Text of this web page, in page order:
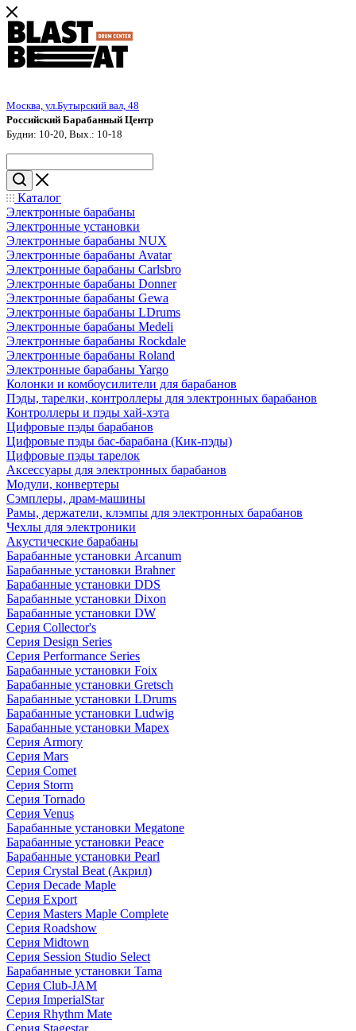
Москва, ул.Бутырский вал, 48
Российский Барабанный Центр
Будни: 10-20, Вых.: 10-18
Каталог
Электронные барабаны
Электронные установки
Электронные барабаны NUX
Электронные барабаны Avatar
Электронные барабаны Carlsbro
Электронные барабаны Donner
Электронные барабаны Gewa
Электронные барабаны LDrums
Электронные барабаны Medeli
Электронные барабаны Rockdale
Электронные барабаны Roland
Электронные барабаны Yargo
Колонки и комбоусилители для барабанов
Пэды, тарелки, контроллеры для электронных барабанов
Контроллеры и пэды хай-хэта
Цифровые пэды барабанов
Цифровые пэды бас-барабана (Кик-пэды)
Цифровые пэды тарелок
Аксессуары для электронных барабанов
Модули, конвертеры
Сэмплеры, драм-машины
Рамы, держатели, клэмпы для электронных барабанов
Чехлы для электроники
Акустические барабаны
Барабанные установки Arcanum
Барабанные установки Brahner
Барабанные установки DDS
Барабанные установки Dixon
Барабанные установки DW
Серия Collector's
Серия Design Series
Серия Performance Series
Барабанные установки Foix
Барабанные установки Gretsch
Барабанные установки LDrums
Барабанные установки Ludwig
Барабанные установки Mapex
Серия Armory
Серия Mars
Серия Comet
Серия Storm
Серия Tornado
Серия Venus
Барабанные установки Megatone
Барабанные установки Peace
Барабанные установки Pearl
Серия Crystal Beat (Акрил)
Серия Decade Maple
Серия Export
Серия Masters Maple Complete
Серия Roadshow
Серия Midtown
Серия Session Studio Select
Барабанные установки Tama
Серия Club-JAM
Серия ImperialStar
Серия Rhythm Mate
Серия Stagestar